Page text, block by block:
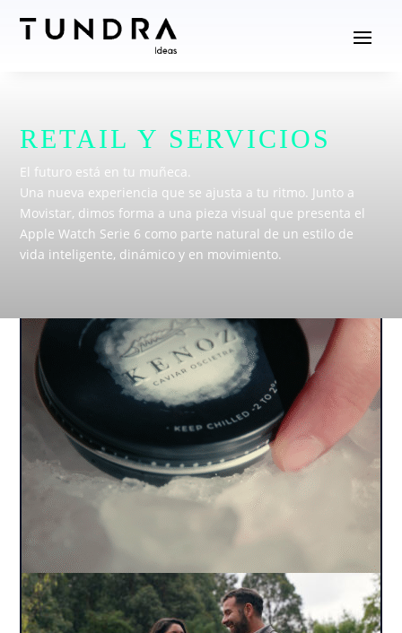
RETAIL Y SERVICIOS
El futuro está en tu muñeca.
Una nueva experiencia que se ajusta a tu ritmo. Junto a
Movistar, dimos forma a una pieza visual que presenta el
Apple Watch Serie 6 como parte natural de un estilo de
vida inteligente, dinámico y en movimiento.